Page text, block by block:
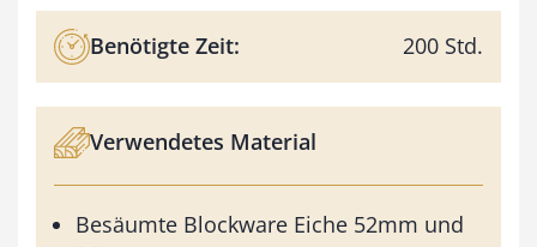
Benötigte Zeit: 200 Std.
Verwendetes Material
Besäumte Blockware Eiche 52mm und